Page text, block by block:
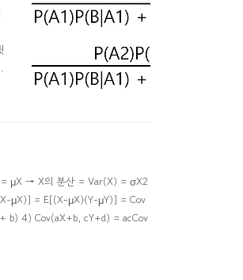
= μX → X의 분산 = Var(X) = σX2
μX)] = E[(X-μX)(Y-μY)] = Cov
4) Cov(aX+b, cY+d) = acCov